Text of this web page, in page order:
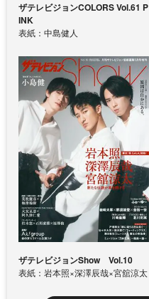
ザテレビジョンCOLORS Vol.61 P
INK
表紙：中島健人
ザテレビジョンShow Vol.10
表紙：岩本照×深澤辰哉×宮舘涼太